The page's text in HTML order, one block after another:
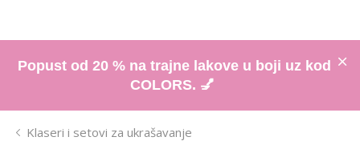
Popust od 20 % na trajne lakove u boji uz kod
COLORS. 💅
Klaseri i setovi za ukrašavanje